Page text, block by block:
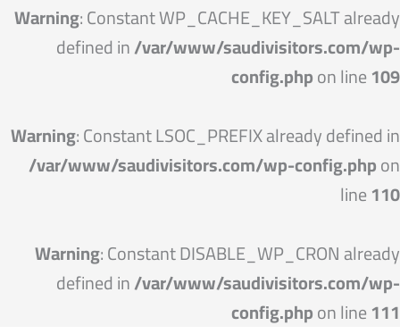
Warning: Constant WP_CACHE_KEY_SALT already
defined in/var/www/saudivisitors.com/wp-
config.phpon line109
Warning: Constant LSOC_PREFIX already defined in
/var/www/saudivisitors.com/wp-config.phpon
line110
Warning: Constant DISABLE_WP_CRON already
defined in/var/www/saudivisitors.com/wp-
config.phpon line111